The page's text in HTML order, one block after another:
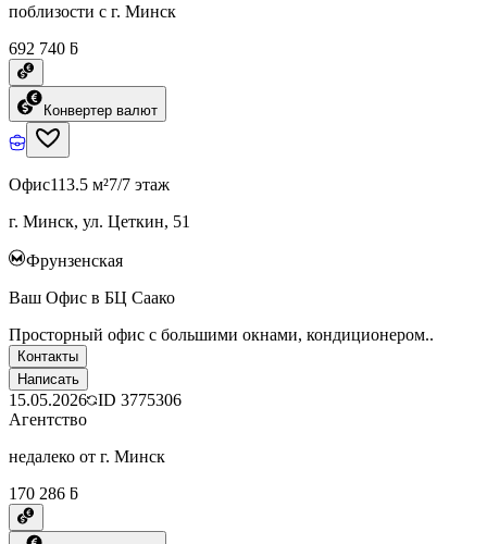
поблизости с г. Минск
692 740 ƃ
Конвертер валют
Офис113.5 м²7/7 этаж
г. Минск, ул. Цеткин, 51
Фрунзенская
Ваш Офис в БЦ Саако
Просторный офис с большими окнами, кондиционером..
Контакты
Написать
15.05.2026 ID 3775306
Агентство
недалеко от г. Минск
170 286 ƃ